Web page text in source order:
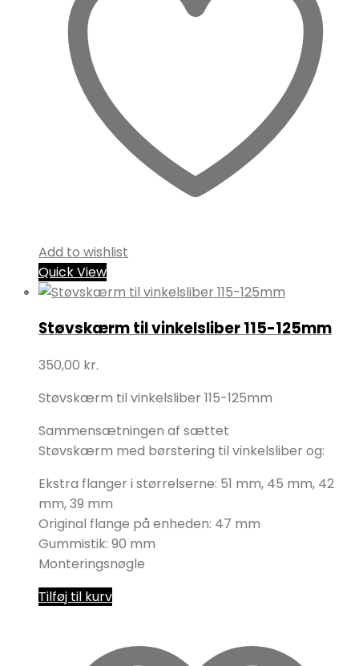
Add to wishlist
Quick View
Støvskærm til vinkelsliber 115-125mm
350,00 kr.
Støvskærm til vinkelsliber 115-125mm
Sammensætningen af ​​sættet
Støvskærm med børstering til vinkelsliber og:
Ekstra flanger i størrelserne: 51 mm, 45 mm, 42
mm, 39 mm
Original flange på enheden: 47 mm
Gummistik: 90 mm
Monteringsnøgle
Tilføj til kurv